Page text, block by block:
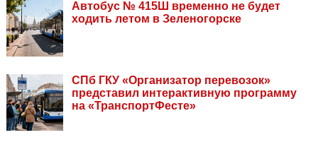
Автобус № 415Ш временно не будет
ходить летом в Зеленогорске
СПб ГКУ «Организатор перевозок»
представил интерактивную программу
на «ТранспортФесте»